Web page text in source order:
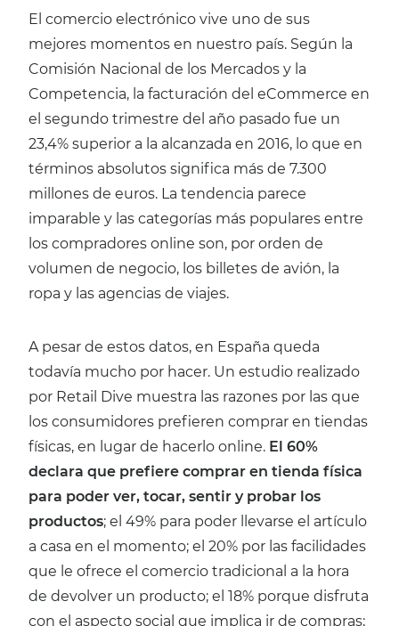
El comercio electrónico vive uno de sus
mejores momentos en nuestro país. Según la
Comisión Nacional de los Mercados y la
Competencia, la facturación del eCommerce en
el segundo trimestre del año pasado fue un
23,4% superior a la alcanzada en 2016, lo que en
términos absolutos significa más de 7.300
millones de euros. La tendencia parece
imparable y las categorías más populares entre
los compradores online son, por orden de
volumen de negocio, los billetes de avión, la
ropa y las agencias de viajes.
A pesar de estos datos, en España queda
todavía mucho por hacer. Un estudio realizado
por Retail Dive muestra las razones por las que
los consumidores prefieren comprar en tiendas
físicas, en lugar de hacerlo online. El 60%
declara que prefiere comprar en tienda física
para poder ver, tocar, sentir y probar los
productos; el 49% para poder llevarse el artículo
a casa en el momento; el 20% por las facilidades
que le ofrece el comercio tradicional a la hora
de devolver un producto; el 18% porque disfruta
con el aspecto social que implica ir de compras;